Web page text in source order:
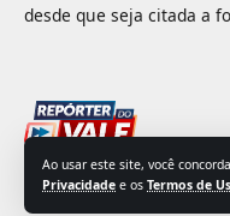
Ao usar este site, você
Privacidade e os Termos de
desde que seja citada a
© 2025 Jornal Repórter do